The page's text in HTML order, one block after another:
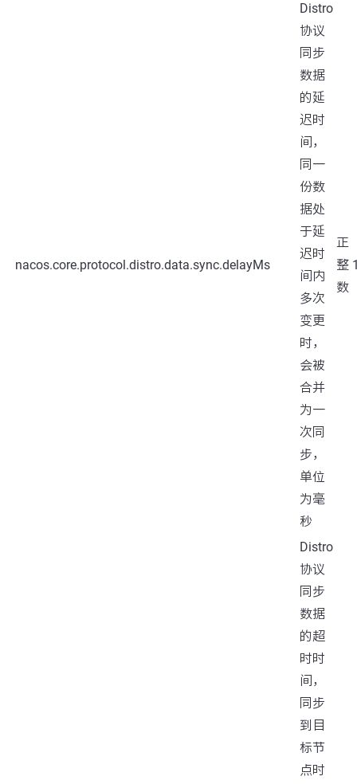
nacos.core.protocol.distro.data.sync.delayMs
Distro
协议
同步
数据
的延
迟时
间，
同一
份数
据处
于延
迟时
间内
多次
变更
时，
会被
合并
为一
次同
步，
单位
为毫
秒
正
整
数
Distro
协议
同步
数据
的超
时时
间，
同步
到目
标节
点时